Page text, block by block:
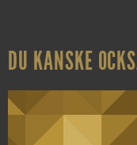
DU KANSKE